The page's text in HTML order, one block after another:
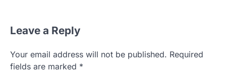
Leave a Reply
Your email address will not be published. Required
fields are marked *